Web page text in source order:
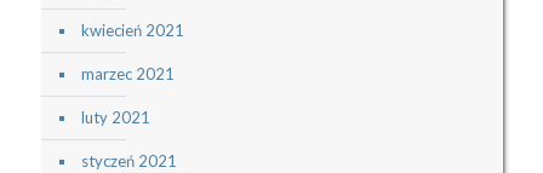
kwiecień 2021
marzec 2021
luty 2021
styczeń 2021